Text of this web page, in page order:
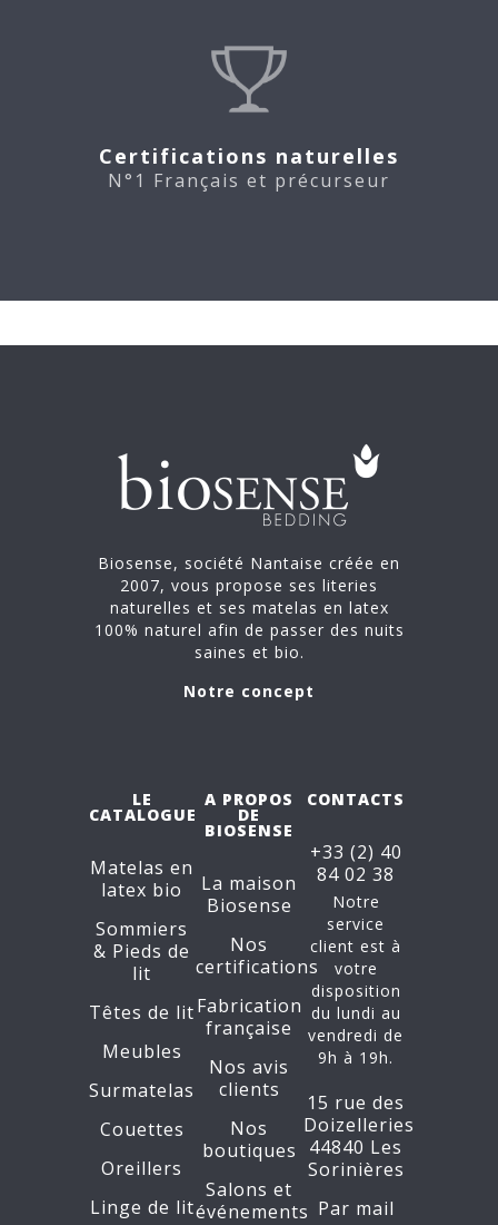
Certifications naturelles
N°1 Français et précurseur
Biosense, société Nantaise créée en
2007, vous propose ses literies
naturelles et ses matelas en latex
100% naturel afin de passer des nuits
saines et bio.
Notre concept
LE
CATALOGUE
Matelas en
latex bio
Sommiers
& Pieds de
lit
Têtes de lit
Meubles
Surmatelas
Couettes
Oreillers
Linge de lit
A PROPOS
DE
BIOSENSE
La maison
Biosense
Nos
certifications
Fabrication
française
Nos avis
clients
Nos
boutiques
Salons et
événements
CONTACTS
+33 (2) 40
84 02 38
Notre
service
client est à
votre
disposition
du lundi au
vendredi de
9h à 19h.
15 rue des
Doizelleries
44840 Les
Sorinières
Par mail